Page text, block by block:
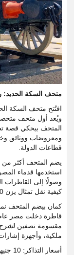
متحف السكة الحديد:
ويُعد أول متحف
المتحف بيحكي قصة
ومعروضات ووثائق
قطاعات الدولة.
استخدمها قدماء
وصولًا إلى القاطرات
كيفية نقل تمثال يزن 60 طنًا باستخدام نظام هندسي عبقري.
مقسومة نصفين لشرح
ملكية، وأجهزة
أسعار التذاكر: 10 جنيهات للمصريين، 100 جنيه للعرب والأجانب.